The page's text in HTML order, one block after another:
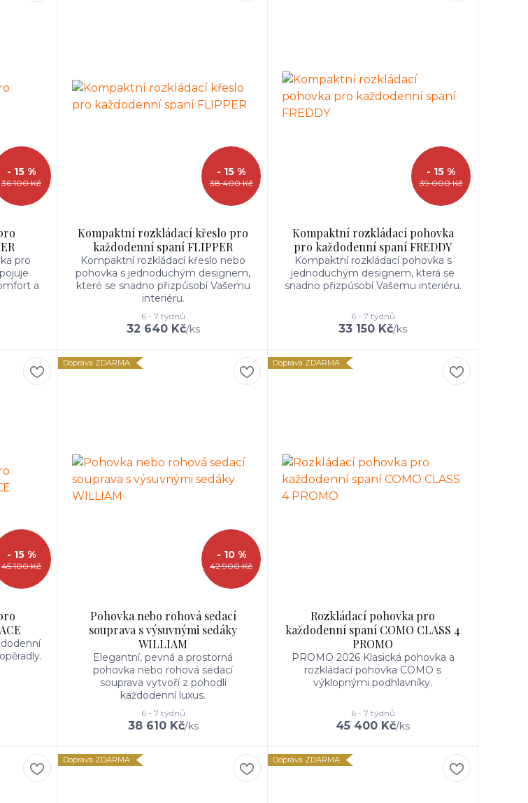
36 100 Kč
- 15 %
pro
a
38 400 Kč
- 15 %
Kompaktní rozkládací křeslo pro
každodenní spaní FLIPPER
Kompaktní rozkládací křeslo nebo
pohovka s jednoduchým designem,
které se snadno přizpůsobí Vašemu
interiéru.
32 640 Kč/ks
6 - 7 týdnů
39 000 Kč
- 15 %
Kompaktní rozkládací pohovka
pro každodenní spaní FREDDY
Kompaktní rozkládací pohovka s
jednoduchým designem, která se
snadno přizpůsobí Vašemu interiéru.
33 150 Kč/ks
6 - 7 týdnů
45 100 Kč
- 15 %
Doprava ZDARMA
42 900 Kč
- 10 %
Pohovka nebo rohová sedací
souprava s výsuvnými sedáky
WILLIAM
Elegantní, pevná a prostorná
pohovka nebo rohová sedací
souprava vytvoří z pohodlí
každodenní luxus.
38 610 Kč/ks
6 - 7 týdnů
Doprava ZDARMA
Rozkládací pohovka pro
každodenní spaní COMO CLASS 4
PROMO
PROMO 2026 Klasická pohovka a
rozkládací pohovka COMO s
výklopnými podhlavníky.
45 400 Kč/ks
6 - 7 týdnů
Doprava ZDARMA Doprava ZDARMA